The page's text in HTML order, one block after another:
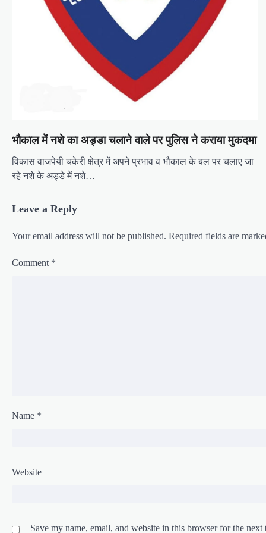
भौकाल में नशे का अड्डा चलाने वाले पर पुलिस ने कराया मुकदमा
विकास वाजपेयी चकेरी क्षेत्र में अपने प्रभाव व भौकाल के बल पर चलाए जा
रहे नशे के अड्डे में नशे…
Leave a Reply
Your email address will not be published. Required fields are
Comment *
Name *
Website
Save my name, email, and website in this browser for the next